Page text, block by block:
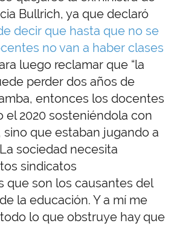
Bullrich, ya que declaró
decir que hasta que no se
no van a haber clases
luego reclamar que “la
perder dos años de
entonces los docentes
el 2020 sosteniéndola con
sino que estaban jugando a
sociedad necesita
sindicatos
que son los causantes del
la educación. Y a mí me
lo que obstruye hay que